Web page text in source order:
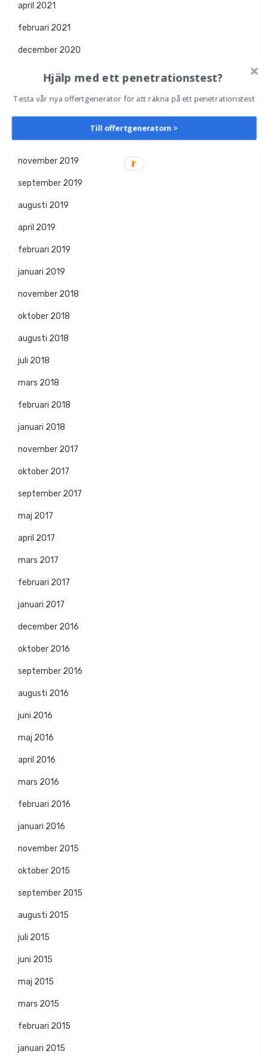
april 2021
februari 2021
december 2020
oktober 2020
augusti 2020
april 2020
januari 2020
november 2019
september 2019
augusti 2019
april 2019
februari 2019
januari 2019
november 2018
oktober 2018
augusti 2018
juli 2018
mars 2018
februari 2018
januari 2018
november 2017
oktober 2017
september 2017
maj 2017
april 2017
mars 2017
februari 2017
januari 2017
december 2016
oktober 2016
september 2016
augusti 2016
juni 2016
maj 2016
april 2016
mars 2016
februari 2016
januari 2016
november 2015
oktober 2015
september 2015
augusti 2015
juli 2015
juni 2015
maj 2015
mars 2015
februari 2015
januari 2015
Hjälp med ett penetrationstest?
Testa vår nya offertgenerator för att räkna på ett penetrationstest
Till offertgeneratorn >